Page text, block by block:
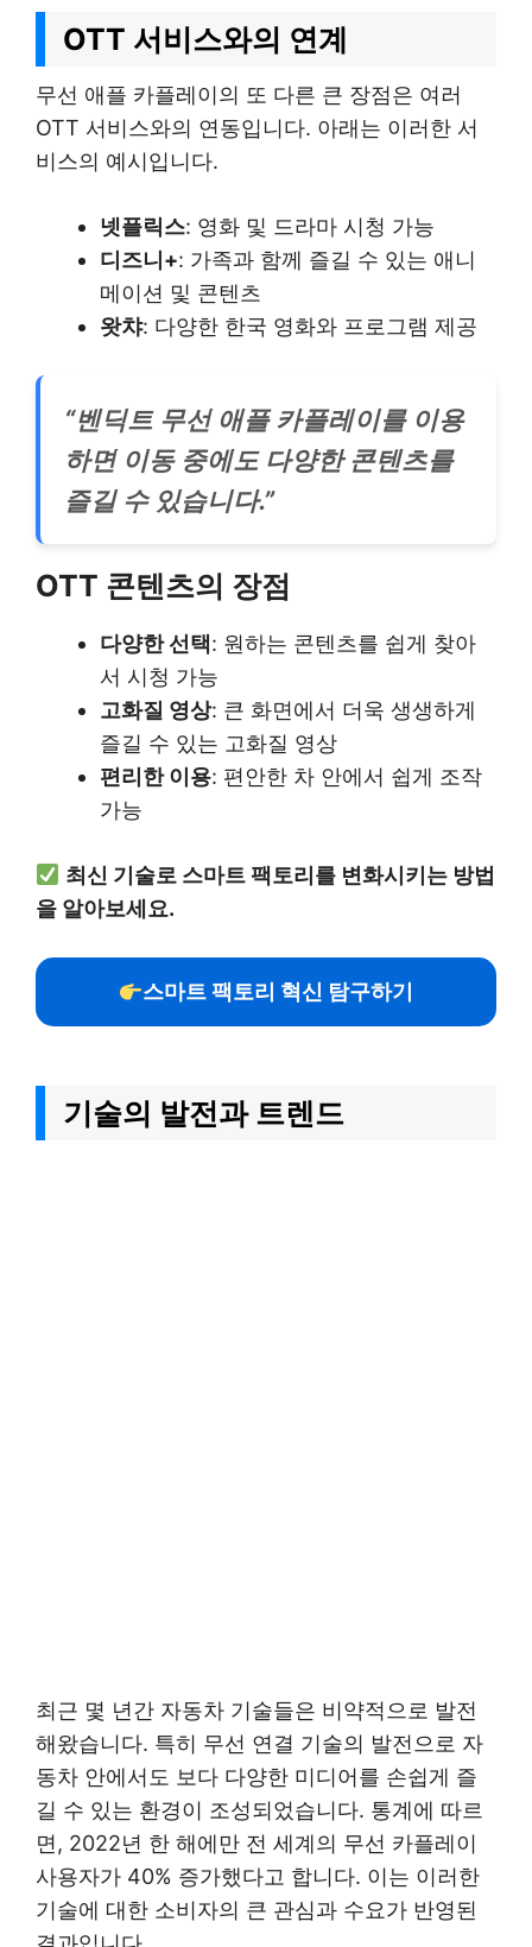
OTT 서비스와의 연계
무선 애플 카플레이의 또 다른 큰 장점은 여러
OTT 서비스와의 연동입니다. 아래는 이러한 서
비스의 예시입니다.
넷플릭스: 영화 및 드라마 시청 가능
디즈니+: 가족과 함께 즐길 수 있는 애니
메이션 및 콘텐츠
왓챠: 다양한 한국 영화와 프로그램 제공
“벤딕트 무선 애플 카플레이를 이용
하면 이동 중에도 다양한 콘텐츠를
즐길 수 있습니다.”
OTT 콘텐츠의 장점
다양한 선택: 원하는 콘텐츠를 쉽게 찾아
서 시청 가능
고화질 영상: 큰 화면에서 더욱 생생하게
즐길 수 있는 고화질 영상
편리한 이용: 편안한 차 안에서 쉽게 조작
가능
최신 기술로 스마트 팩토리를 변화시키는 방법
을 알아보세요.
스마트 팩토리 혁신 탐구하기
기술의 발전과 트렌드
최근 몇 년간 자동차 기술들은 비약적으로 발전
해왔습니다. 특히 무선 연결 기술의 발전으로 자
동차 안에서도 보다 다양한 미디어를 손쉽게 즐
길 수 있는 환경이 조성되었습니다. 통계에 따르
면, 2022년 한 해에만 전 세계의 무선 카플레이
사용자가 40% 증가했다고 합니다. 이는 이러한
기술에 대한 소비자의 큰 관심과 수요가 반영된